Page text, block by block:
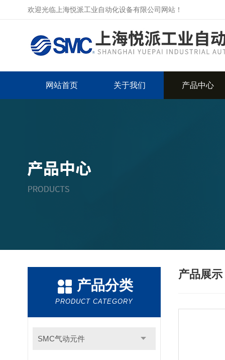
欢迎光临上海悦派工业自动化设备有限公司网站！
网站首页 关于我们 产品中心
产品分类
PRODUCT CATEGORY
SMC气动元件
产品展示